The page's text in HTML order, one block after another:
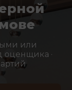
или
оценщика ·